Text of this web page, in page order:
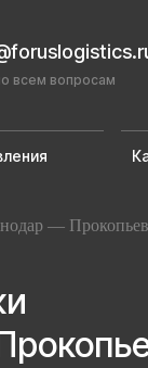
всем вопросам
—